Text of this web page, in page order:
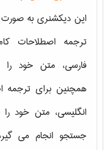
این دیکشنری به صورت
ترجمه اصطلاحات
فارسی، متن خود را
همچنین برای ترجمه
انگلیسی، متن خود را
جستجو انجام می